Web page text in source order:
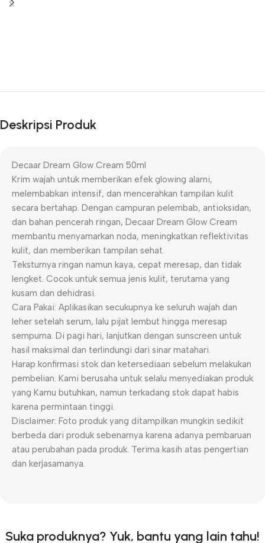
Deskripsi Produk
Decaar Dream Glow Cream 50ml
Krim wajah untuk memberikan efek glowing alami,
melembabkan intensif, dan mencerahkan tampilan kulit
secara bertahap. Dengan campuran pelembab, antioksidan,
dan bahan pencerah ringan, Decaar Dream Glow Cream
membantu menyamarkan noda, meningkatkan reflektivitas
kulit, dan memberikan tampilan sehat.
Teksturnya ringan namun kaya, cepat meresap, dan tidak
lengket. Cocok untuk semua jenis kulit, terutama yang
kusam dan dehidrasi.
Cara Pakai: Aplikasikan secukupnya ke seluruh wajah dan
leher setelah serum, lalu pijat lembut hingga meresap
sempurna. Di pagi hari, lanjutkan dengan sunscreen untuk
hasil maksimal dan terlindungi dari sinar matahari.
Harap konfirmasi stok dan ketersediaan sebelum melakukan
pembelian. Kami berusaha untuk selalu menyediakan produk
yang Kamu butuhkan, namun terkadang stok dapat habis
karena permintaan tinggi.
Disclaimer: Foto produk yang ditampilkan mungkin sedikit
berbeda dari produk sebenarnya karena adanya pembaruan
atau perubahan pada produk. Terima kasih atas pengertian
dan kerjasamanya.
Suka produknya? Yuk, bantu yang lain tahu!